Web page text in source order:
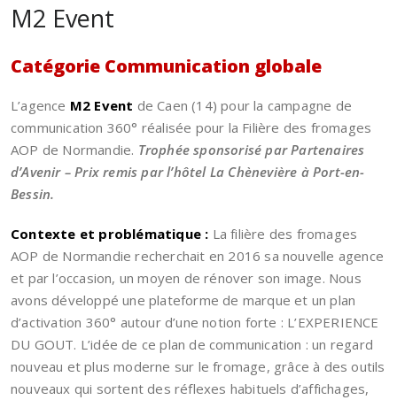
M2 Event
Catégorie Communication globale
L’agence M2 Event de Caen (14) pour la campagne de
communication 360° réalisée pour la Filière des fromages
AOP de Normandie. Trophée sponsorisé par Partenaires
d’Avenir – Prix remis par l’hôtel La Chènevière à Port-en-
Bessin.
Contexte et problématique : La filière des fromages
AOP de Normandie recherchait en 2016 sa nouvelle agence
et par l’occasion, un moyen de rénover son image. Nous
avons développé une plateforme de marque et un plan
d’activation 360° autour d’une notion forte : L’EXPERIENCE
DU GOUT. L’idée de ce plan de communication : un regard
nouveau et plus moderne sur le fromage, grâce à des outils
nouveaux qui sortent des réflexes habituels d’affichages,